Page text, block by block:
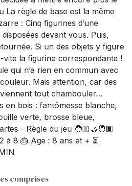
La règle de base est la même
: Cinq figurines d’une
devant vous. Puis,
Si un des objets y figure
vite la figurine correspondante !
qui n’a rien en commun avec
Mais attention, car des
tout chambouler…
en bois : fantômesse blanche,
verte, brosse bleue,
- Règle du jeu 🧑🏼‍🤝‍🧑🏾
à 8 🎂 Age : 8 ans et + ⏳
comprises